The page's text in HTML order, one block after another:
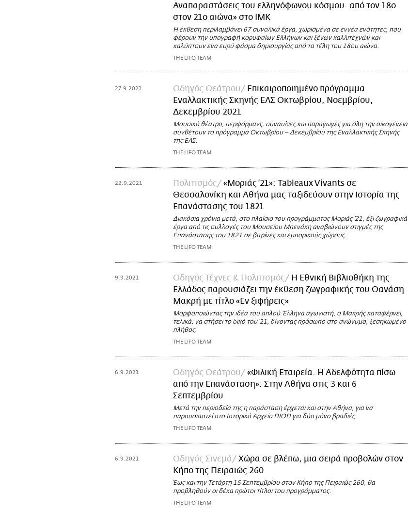
Αναπαραστάσεις του ελληνόφωνου κόσμου- από τον 18ο
στον 21ο αιώνα» στο ΙΜΚ
Η έκθεση περιλαμβάνει 67 συνολικά έργα, χωρισμένα σε εννέα ενότητες, που
φέρουν την υπογραφή κορυφαίων Ελλήνων και ξένων καλλιτεχνών και
καλύπτουν ένα ευρύ φάσμα δημιουργίας από τα τέλη του 18ου αιώνα.
THE LIFO TEAM
27.9.2021 Οδηγός Θεάτρου
Επικαιροποιημένο πρόγραμμα
Εναλλακτικής Σκηνής ΕΛΣ Οκτωβρίου, Νοεμβρίου,
Δεκεμβρίου 2021
Μουσικό θέατρο, περφόρμανς, συναυλίες και παραγωγές για όλη την οικογένεια
συνθέτουν το πρόγραμμα Οκτωβρίου – Δεκεμβρίου της Εναλλακτικής Σκηνής
της ΕΛΣ.
THE LIFO TEAM
22.9.2021 Πολιτισμός
«Μοριάς ‘21»: Tableaux Vivants σε
Θεσσαλονίκη και Αθήνα μας ταξιδεύουν στην Ιστορία της
Επανάστασης του 1821
Διακόσια χρόνια μετά, στο πλαίσιο του προγράμματος Μοριάς ’21, έξι ζωγραφικά
έργα από τις συλλογές του Μουσείου Μπενάκη αναβιώνουν στιγμές της
Επανάστασης του 1821 σε βιτρίνες και εμπορικούς χώρους.
THE LIFO TEAM
9.9.2021 Οδηγός Τέχνες & Πολιτισμός
Η Εθνική Βιβλιοθήκη της
Ελλάδος παρουσιάζει την έκθεση ζωγραφικής του Θανάση
Μακρή με τίτλο «Εν ξιφήρεις»
Μορφοποιώντας την ιδέα του απλού Έλληνα αγωνιστή, ο Μακρής καταφέρνει,
τελικά, να στήσει το δικό του ‘21, δίνοντας πρόσωπο στο ανώνυμο, ξεσηκωμένο
πλήθος.
THE LIFO TEAM
6.9.2021 Οδηγός Θεάτρου
«Φιλική Εταιρεία. Η Αδελφότητα πίσω
από την Επανάσταση»: Στην Αθήνα στις 3 και 6
Σεπτεμβρίου
Μετά την περιοδεία της η παράσταση έρχεται και στην Αθήνα, για να
παρουσιαστεί στο Ιστορικό Αρχείο ΠΙΟΠ για δύο μόνο βραδιές.
THE LIFO TEAM
6.9.2021 Οδηγός Σινεμά
Χώρα σε βλέπω, μια σειρά προβολών στον
Κήπο της Πειραιώς 260
Έως και την Τετάρτη 15 Σεπτεμβρίου στον Κήπο της Πειραιώς 260, θα
προβληθούν οι δέκα πρώτοι τίτλοι του προγράμματος.
THE LIFO TEAM